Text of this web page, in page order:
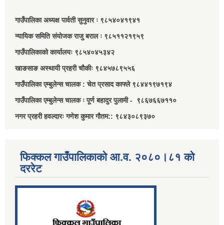
गाउँपालिका अध्यक्ष पार्वती सुनुवार ः ९८५४०४१९४१
न्यायिक समिति संयोजक राजु बराल ः ९८५११२१९५९
गाउँपालिकाको कार्यालयः ९८५४०४५३४२
खाङसाङ अस्थायी प्रहरी चौकीः ९८४५७८९५५६
गाउँपालिका एम्बुलेन्स चालक : चेत प्रसाद काफ्ले ९८४४१९७१९४
गाउँपालिका एम्बुलेन्स चालक ः पूर्ण बहादुर पुलामी - ९८६७६६७११०
नगर प्रहरी हवल्दारः गणेश कुमार गौतम:: ९८४३०८९३७०
फिक्कल गाउँपालिकाको आ.व. २०८०।८१ को
दररेट